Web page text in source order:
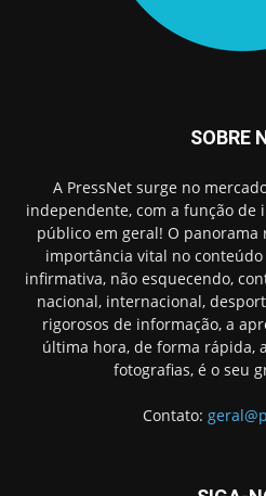
SOBRE
A PressNet surge no
independente, com a função de
público em geral! O panorama
importância vital no
infirmativa, não esquecendo,
nacional, internacional,
rigorosos de informação, a
última hora, de forma rápida,
fotografias, é o seu
Contato: